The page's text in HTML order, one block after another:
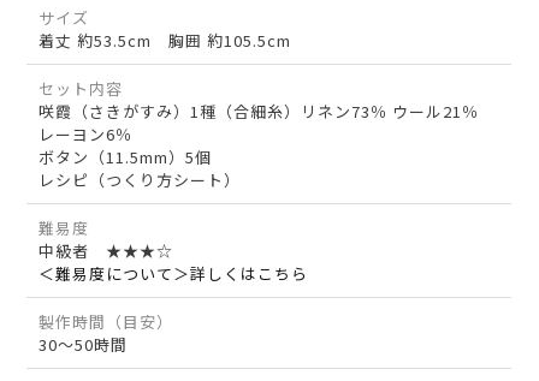
サイズ
着丈 約53.5cm 胸囲 約105.5cm
セット内容
咲霞（さきがすみ）1種（合細糸）リネン73％ ウール21％
レーヨン6％
ボタン（11.5mm）5個
レシピ（つくり方シート）
難易度
中級者 ★★★☆
＜難易度について＞詳しくはこちら
製作時間（目安）
30～50時間